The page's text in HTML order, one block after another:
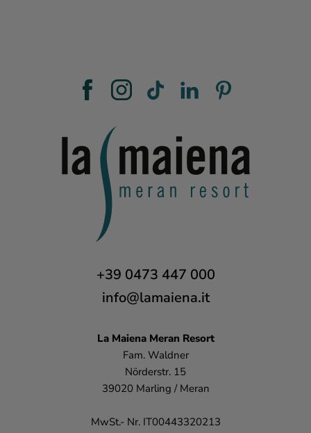
+39 0473 447 000
info@lamaiena.it
La MaienaMeran Resort
Fam. Waldner
Nörderstr. 15
39020 Marling / Meran
MwSt.- Nr. IT00443320213